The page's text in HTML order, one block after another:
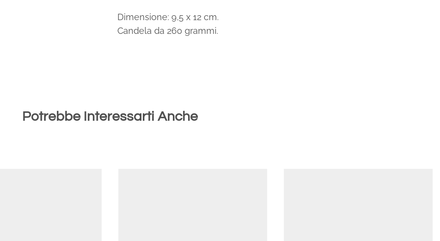
Dimensione: 9,5 x 12 cm.
Candela da 260 grammi.
Potrebbe Interessarti Anche